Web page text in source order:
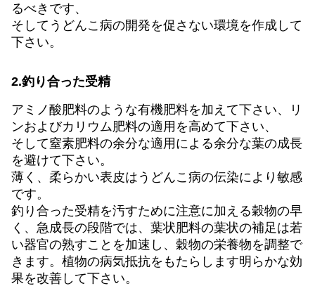
るべきです、
そしてうどんこ病の開発を促さない環境を作成して
下さい。
2.釣り合った受精
アミノ酸肥料のような有機肥料を加えて下さい、リ
ンおよびカリウム肥料の適用を高めて下さい、
そして窒素肥料の余分な適用による余分な葉の成長
を避けて下さい。
薄く、柔らかい表皮はうどんこ病の伝染により敏感
です。
釣り合った受精を汚すために注意に加える穀物の早
く、急成長の段階では、葉状肥料の葉状の補足は若
い器官の熟すことを加速し、穀物の栄養物を調整で
きます。植物の病気抵抗をもたらします明らかな効
果を改善して下さい。